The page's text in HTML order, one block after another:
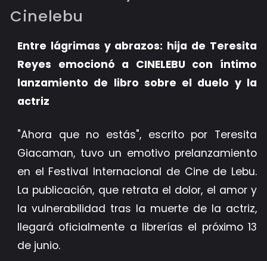
Cinelebu
Entre lágrimas y abrazos: hija de Teresita
Reyes emocionó a CINELEBU con íntimo
lanzamiento de libro sobre el duelo y la
actriz
"Ahora que no estás", escrito por Teresita
Giacaman, tuvo un emotivo prelanzamiento
en el Festival Internacional de Cine de Lebu.
La publicación, que retrata el dolor, el amor y
la vulnerabilidad tras la muerte de la actriz,
llegará oficialmente a librerías el próximo 13
de junio.